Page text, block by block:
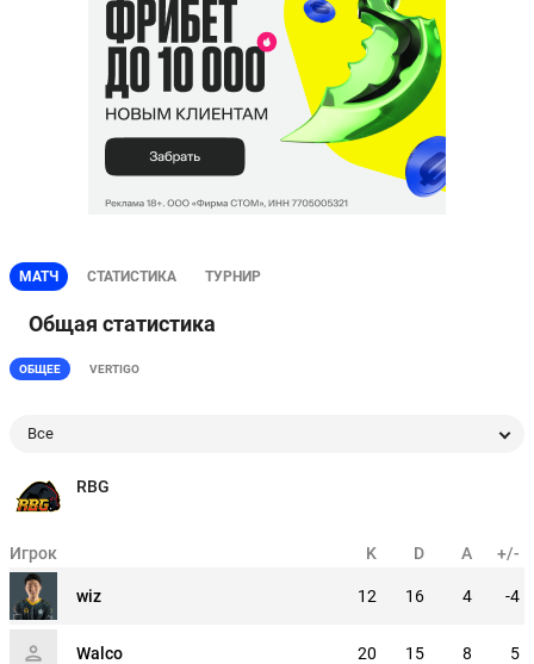
МАТЧ СТАТИСТИКА ТУРНИР
Общая статистика
ОБЩЕЕ VERTIGO
Все
RBG
Игрок K D A +/-
wiz 12 16 4 -4
Walco 20 15 8 5